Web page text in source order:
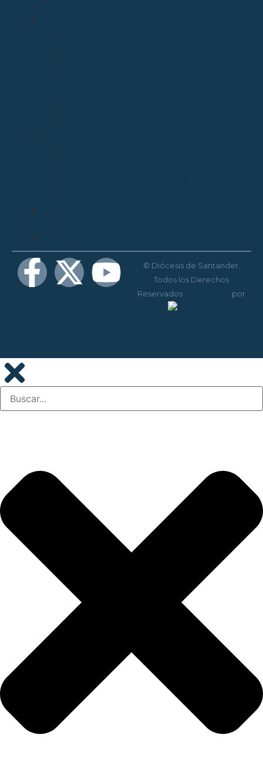
© Diócesis de Santander.
Todos los Derechos
Reservados
por